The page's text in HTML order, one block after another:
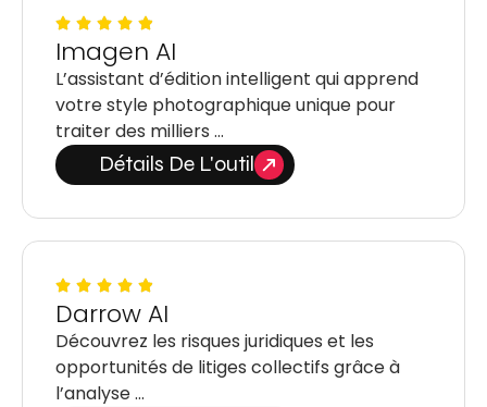
Imagen AI
L’assistant d’édition intelligent qui apprend
votre style photographique unique pour
traiter des milliers …
Détails De L'outil
Darrow AI
Découvrez les risques juridiques et les
opportunités de litiges collectifs grâce à
l’analyse …